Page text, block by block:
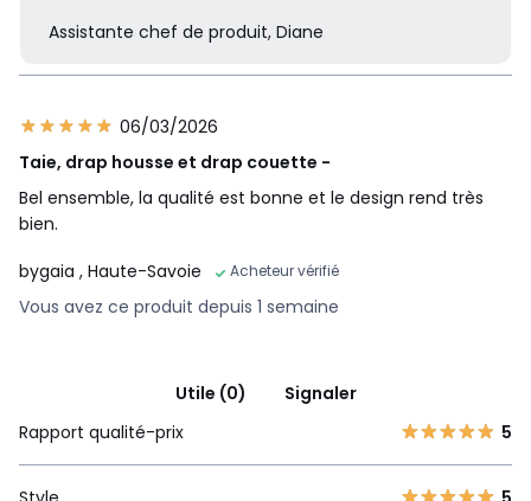
Assistante chef de produit, Diane
06/03/2026
Taie, drap housse et drap couette -
Bel ensemble, la qualité est bonne et le design rend très
bien.
bygaia , Haute-Savoie Acheteur vérifié
Vous avez ce produit depuis 1 semaine
Utile (0)
Signaler
Rapport qualité-prix
5